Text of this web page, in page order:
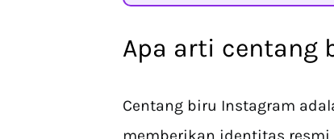
Apa arti centang
Centang biru Instagram